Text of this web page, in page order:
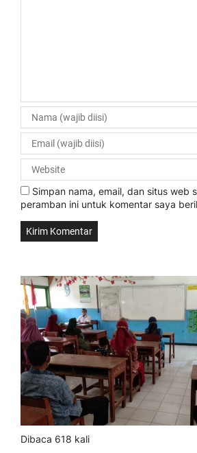
Simpan nama, email, dan situs web
peramban ini untuk komentar saya
Dibaca 618 kali